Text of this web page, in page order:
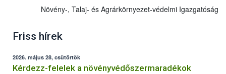
Növény-, Talaj- és Agrárkörnyezet-védelmi Igazgatóság
Friss hírek
2026. május 28, csütörtök
Kérdezz-felelek a növényvédőszermaradékok